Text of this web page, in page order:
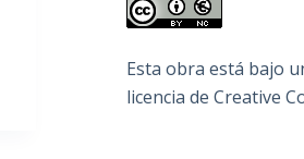
Esta obra está bajo
licencia de Creative